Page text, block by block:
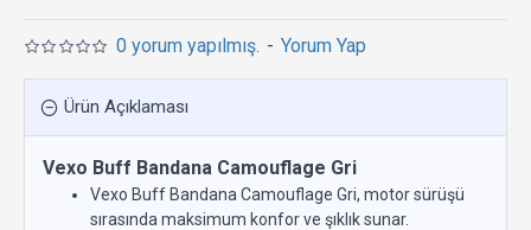
0 yorum yapılmış. - Yorum Yap
Ürün Açıklaması
Vexo Buff Bandana Camouflage Gri
Vexo Buff Bandana Camouflage Gri, motor sürüşü
sırasında maksimum konfor ve şıklık sunar.